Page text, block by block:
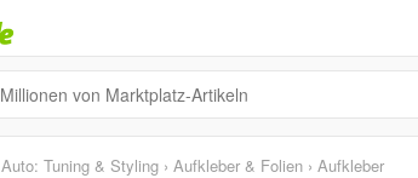
Auto: Tuning & Styling › Aufkleber & Folien › Aufkleber